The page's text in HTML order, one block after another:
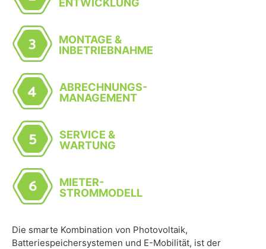
ENTWICKLUNG
MONTAGE &
INBETRIEBNAHME
ABRECHNUNGS-
MANAGEMENT
SERVICE &
WARTUNG
MIETER-
STROMMODELL
Die smarte Kombination von Photovoltaik,
Batteriespeichersystemen und E-Mobilität, ist der